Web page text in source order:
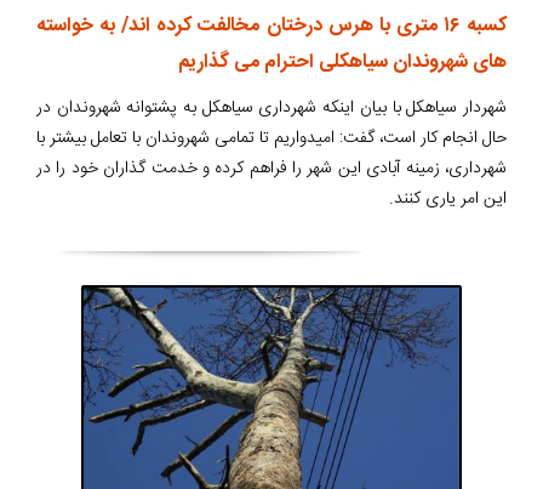
کسبه ۱۶ متری با هرس درختان مخالفت کرده اند/ به خواسته
های شهروندان سیاهکلی احترام می گذاریم
شهردار سیاهکل با بیان اینکه شهرداری سیاهکل به پشتوانه شهروندان در
حال انجام کار است، گفت: امیدواریم تا تمامی شهروندان با تعامل بیشتر با
شهرداری، زمینه آبادی این شهر را فراهم کرده و خدمت گذاران خود را در
این امر یاری کنند.